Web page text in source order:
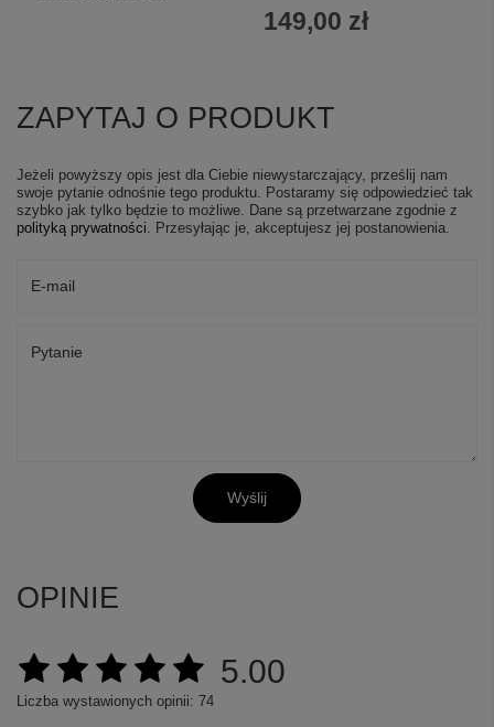
149,00 zł
ZAPYTAJ O PRODUKT
Jeżeli powyższy opis jest dla Ciebie niewystarczający, prześlij nam
swoje pytanie odnośnie tego produktu. Postaramy się odpowiedzieć tak
szybko jak tylko będzie to możliwe. Dane są przetwarzane zgodnie z
polityką prywatności . Przesyłając je, akceptujesz jej postanowienia.
E-mail
Pytanie
Wyślij
OPINIE
5.00
Liczba wystawionych opinii: 74